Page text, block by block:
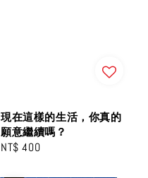
現在這樣的生活，你真的
願意繼續嗎？
Regular
NT$ 400